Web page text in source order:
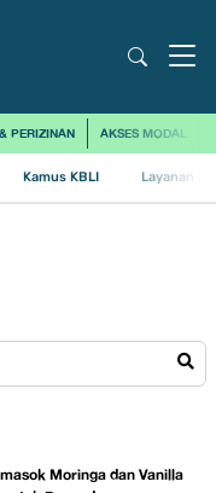
PERIZINAN AKSES MODAL
Kamus KBLI Layanan
Moringa dan Vanilla